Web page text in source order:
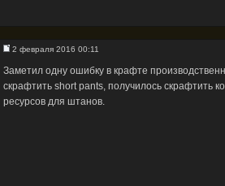
2 февраля 2016 00:11
Заметил одну ошибку в крафте
скрафтить short pants, получилось скрафтить
ресурсов для штанов.